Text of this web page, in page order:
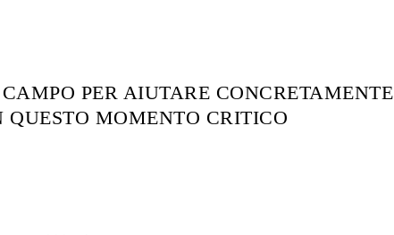
PER AIUTARE CONCRETAMENTE
MOMENTO CRITICO